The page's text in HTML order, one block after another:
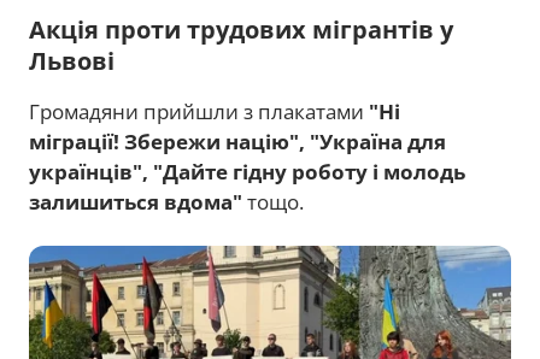
Акція проти трудових мігрантів у
Львові
Громадяни прийшли з плакатами "Ні
міграції! Збережи націю", "Україна для
українців", "Дайте гідну роботу і молодь
залишиться вдома" тощо.